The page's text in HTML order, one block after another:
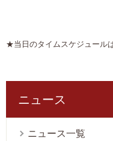
★当日のタイムスケジュール
ニュース
ニュース一覧